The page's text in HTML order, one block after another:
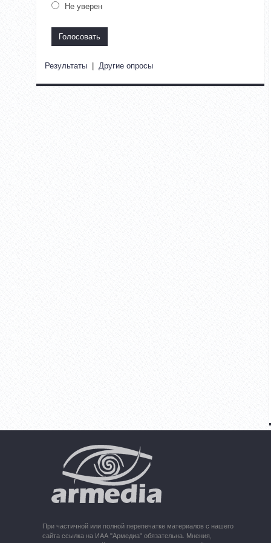
Не уверен
Результаты | Другие опросы
При частичной или полной перепечатке материалов с нашего
сайта ссылка на ИАА "Армедиа" обязательна. Мнения,